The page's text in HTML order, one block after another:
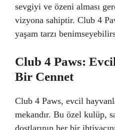
sevgiyi ve özeni alması
vizyona sahiptir. Club 4
yaşam tarzı
Club 4 Paws:
Bir Cennet
Club 4 Paws, evcil
mekandır. Bu özel kulüp,